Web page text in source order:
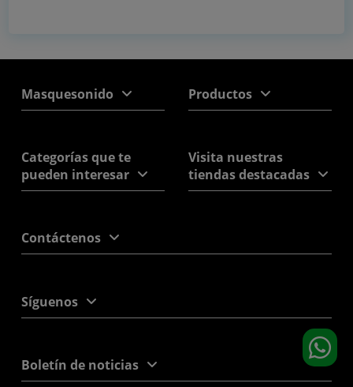
Masquesonido Productos
Categorías que te
pueden interesar
Visita nuestras
tiendas destacadas
Contáctenos
Síguenos
Boletín de noticias